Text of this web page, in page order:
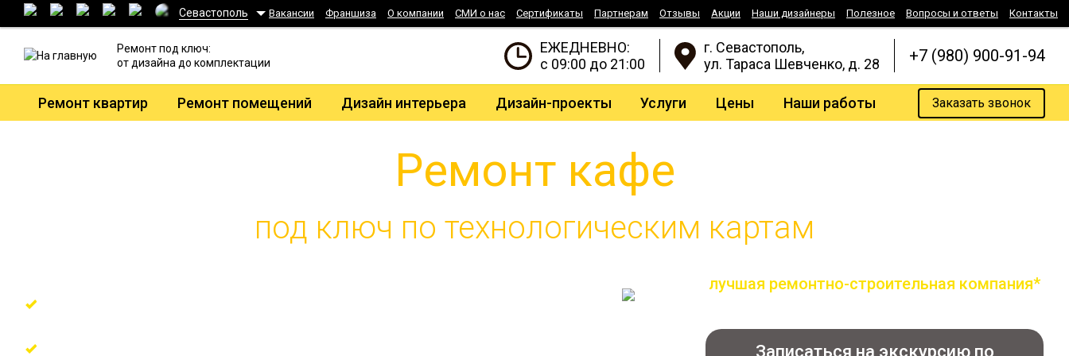
Севастополь Вакансии Франшиза О компании СМИ о нас Сертификаты Партнерам Отзывы Акции Наши дизайнеры Полезное Вопросы и ответы Контакты
Ремонт под ключ:
от дизайна до комплектации
ЕЖЕДНЕВНО:
с 09:00 до 21:00
г. Севастополь,
ул. Тараса Шевченко, д. 28
+7 (980) 900-91-94
Ремонт квартир Ремонт помещений Дизайн интерьера Дизайн-проекты Услуги Цены Наши работы Заказать звонок
Ремонт кафе
под ключ по технологическим картам
лучшая ремонтно-строительная компания*
Записаться на экскурсию по